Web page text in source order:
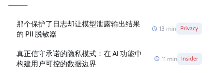
那个保护了日志却让模型泄露输出结果
的 PII 脱敏器
13 min Privacy
真正信守承诺的隐私模式：在 AI 功能中
构建用户可控的数据边界
11 min Insider